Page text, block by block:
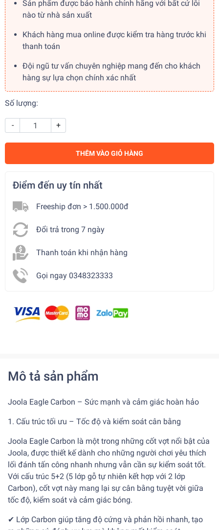
Sản phẩm được bảo hành chính hãng với bất cứ lỗi
nào từ nhà sản xuất
Khách hàng mua online được kiểm tra hàng trước khi
thanh toán
Đội ngũ tư vấn chuyên nghiệp mang đến cho khách
hàng sự lựa chọn chính xác nhất
Số lượng:
- +
THÊM VÀO GIỎ HÀNG
Điểm đến uy tín nhất
Freeship đơn > 1.500.000đ
Đổi trả trong 7 ngày
Thanh toán khi nhận hàng
Gọi ngay 0348323333
Mô tả sản phẩm
Joola Eagle Carbon – Sức mạnh và cảm giác hoàn hảo
1. Cấu trúc tối ưu – Tốc độ và kiểm soát cân bằng
Joola Eagle Carbon là một trong những cốt vợt nổi bật của
Joola, được thiết kế dành cho những người chơi yêu thích
lối đánh tấn công nhanh nhưng vẫn cần sự kiểm soát tốt.
Với cấu trúc 5+2 (5 lớp gỗ tự nhiên kết hợp với 2 lớp
Carbon), cốt vợt này mang lại sự cân bằng tuyệt vời giữa
tốc độ, kiểm soát và cảm giác bóng.
✔ Lớp Carbon giúp tăng độ cứng và phản hồi nhanh, tạo